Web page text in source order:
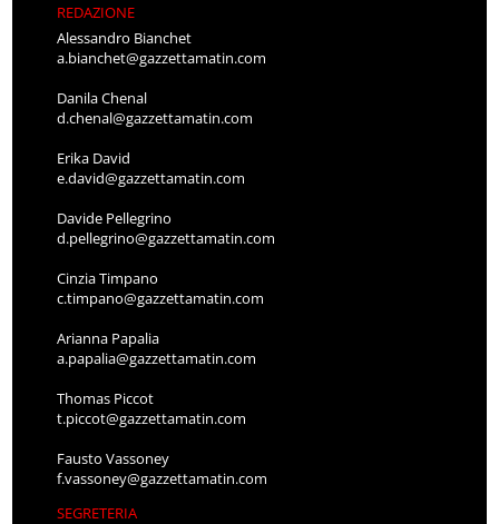
REDAZIONE
Alessandro Bianchet
a.bianchet@gazzettamatin.com
Danila Chenal
d.chenal@gazzettamatin.com
Erika David
e.david@gazzettamatin.com
Davide Pellegrino
d.pellegrino@gazzettamatin.com
Cinzia Timpano
c.timpano@gazzettamatin.com
Arianna Papalia
a.papalia@gazzettamatin.com
Thomas Piccot
t.piccot@gazzettamatin.com
Fausto Vassoney
f.vassoney@gazzettamatin.com
SEGRETERIA